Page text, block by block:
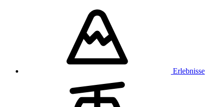
Erlebnisse